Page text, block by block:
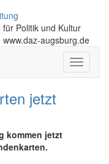
Politik und Kultur
augsburg.de
Toggle
jetzt
kommen jetzt